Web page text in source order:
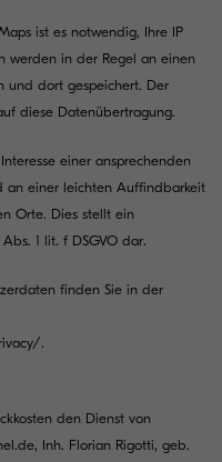
ist es notwendig, Ihre IP
werden in der Regel an einen
und dort gespeichert. Der
diese Datenübertragung.
einer ansprechenden
an einer leichten Auffindbarkeit
Orte. Dies stellt ein
1 lit. f DSGVO dar.
finden Sie in der
.
den Dienst von
Inh. Florian Rigotti, geb.